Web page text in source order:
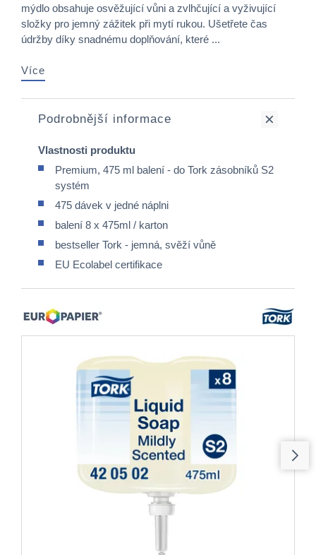
mýdlo obsahuje osvěžující vůni a zvlhčující a vyživující
složky pro jemný zážitek při mytí rukou. Ušetřete čas
údržby díky snadnému doplňování, které ...
Více
Podrobnější informace
Vlastnosti produktu
Premium, 475 ml balení - do Tork zásobníků S2
systém
475 dávek v jedné náplni
balení 8 x 475ml / karton
bestseller Tork - jemná, svěží vůně
EU Ecolabel certifikace